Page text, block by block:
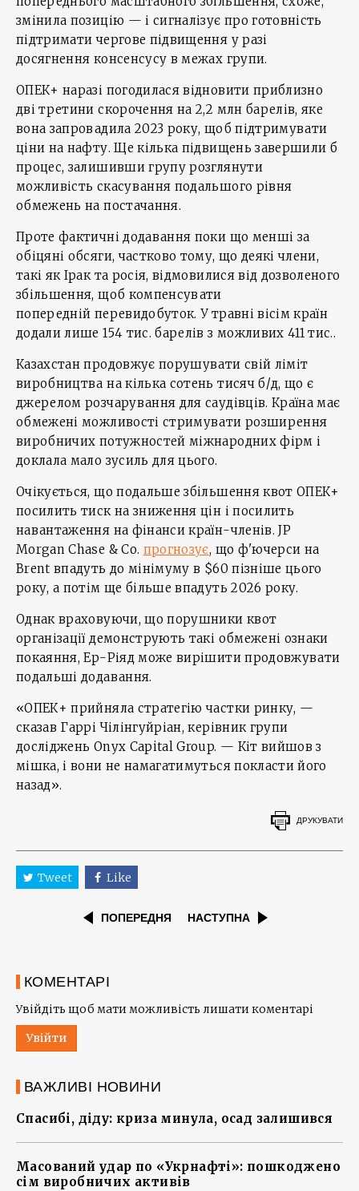
змінила позицію — і сигналізує про готовність
підтримати чергове підвищення у разі
досягнення консенсусу в межах групи.
ОПЕК+ наразі погодилася відновити приблизно
дві третини скорочення на 2,2 млн барелів, яке
вона запровадила 2023 року, щоб підтримувати
ціни на нафту. Ще кілька підвищень завершили б
процес, залишивши групу розглянути
можливість скасування подальшого рівня
обмежень на постачання.
Проте фактичні додавання поки що менші за
обіцяні обсяги, частково тому, що деякі члени,
такі як Ірак та росія, відмовилися від дозволеного
збільшення, щоб компенсувати
попередній перевидобуток. У травні вісім країн
додали лише 154 тис. барелів з можливих 411 тис..
Казахстан продовжує порушувати свій ліміт
виробництва на кілька сотень тисяч б/д, що є
джерелом розчарування для саудівців. Країна має
обмежені можливості стримувати розширення
виробничих потужностей міжнародних фірм і
доклала мало зусиль для цього.
Очікується, що подальше збільшення квот ОПЕК+
посилить тиск на зниження цін і посилить
навантаження на фінанси країн-членів. JP
Morgan Chase & Co. прогнозує, що ф'ючерси на
Brent впадуть до мінімуму в $60 пізніше цього
року, а потім ще більше впадуть 2026 року.
Однак враховуючи, що порушники квот
організації демонструють такі обмежені ознаки
покаяння, Ер-Ріяд може вирішити продовжувати
подальші додавання.
«ОПЕК+ прийняла стратегію частки ринку, —
сказав Гаррі Чілінгуйріан, керівник групи
досліджень Onyx Capital Group. — Кіт вийшов з
мішка, і вони не намагатимуться покласти його
назад».
ДРУКУВАТИ
Tweet Like
ПОПЕРЕДНЯ НАСТУПНА
КОМЕНТАРІ
Увійдіть щоб мати можливість лишати коментарі
Увійти
ВАЖЛИВІ НОВИНИ
Спасибі, діду: криза минула, осад залишився
Масований удар по «Укрнафті»: пошкоджено
сім виробничих активів